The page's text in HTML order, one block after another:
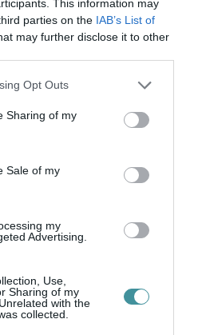
This information may
parties on the IAB’s List of
may further disclose it to other
app uses one or more Google
behaviour. You may click to
and its third-party tags to
purposes in below Google
Opt Outs
Sharing of my
Sale of my
my
Advertising.
Use,
Sharing of my
with the
collected.
szempontból
jellegű információk
adatnak
kezeléséhez a
a munkáltatóknak
olyan
alkalmazniuk az
érdekében,
kockázattal, és a